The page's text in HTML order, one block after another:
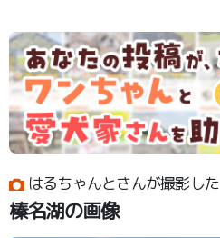
はるちゃんとさんが撮影した
榛名湖の画像